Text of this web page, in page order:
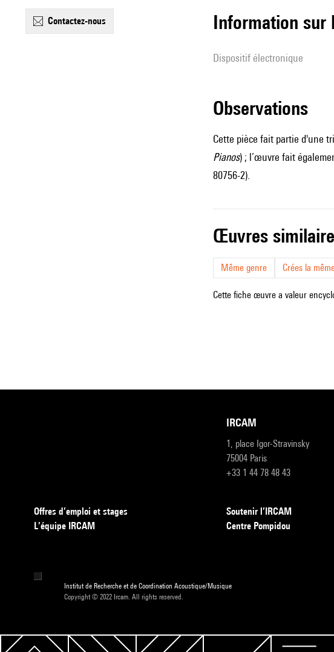
contactez-nous Information
Dispositif électronique
observations
Cette pièce fait partie d'une
Pianos) ; l’œuvre fait
80756-2).
œuvres
Même genre Crées la
Cette fiche œuvre a valeur
IRCAM
1, place Igor-Stravinsky
75004 Paris
+33 1 44 78 48 43
Offres d’emploi et stages
L’équipe IRCAM
Soutenir l’IRCAM
Centre Pompidou
Institut de Recherche et de Coordination Acoustique/Musique
Copyright © 2022 Ircam. All rights reserved.